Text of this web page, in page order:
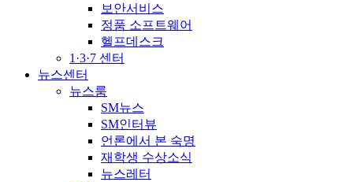
보안서비스
정품 소프트웨어
헬프데스크
1·3·7 센터
뉴스센터
뉴스룸
SM뉴스
SM인터뷰
언론에서 본 숙명
재학생 수상소식
뉴스레터